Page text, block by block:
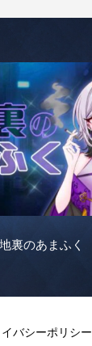
裏のあまふく
バシーポリシー